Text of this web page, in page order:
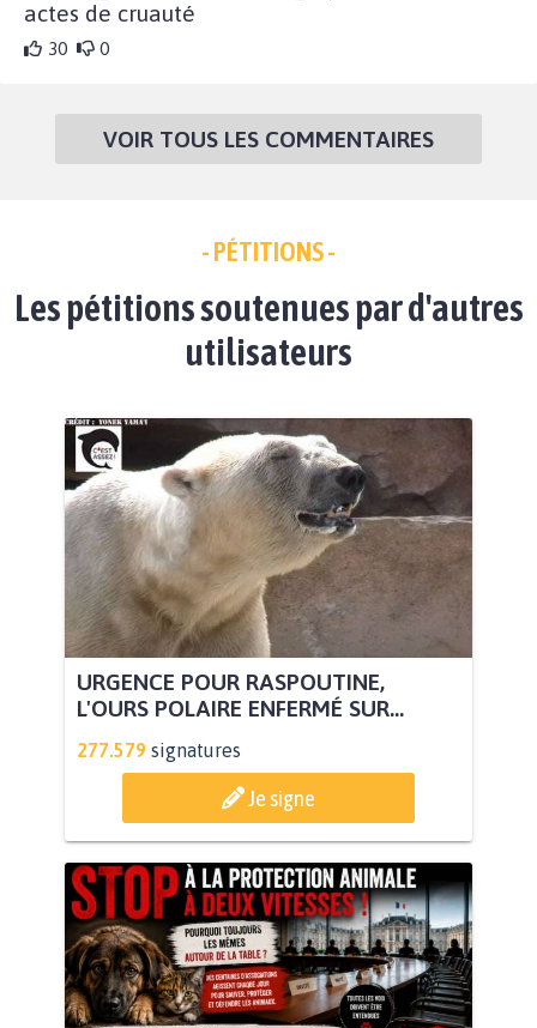
actes de cruauté
30 0
VOIR TOUS LES COMMENTAIRES
- PÉTITIONS -
Les pétitions soutenues par d'autres
utilisateurs
URGENCE POUR RASPOUTINE,
L'OURS POLAIRE ENFERMÉ SUR...
277.579 signatures
Je signe